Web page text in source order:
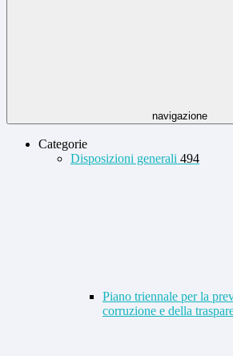
navigazione
Categorie
Disposizioni generali 494
Piano triennale per la
corruzione e della